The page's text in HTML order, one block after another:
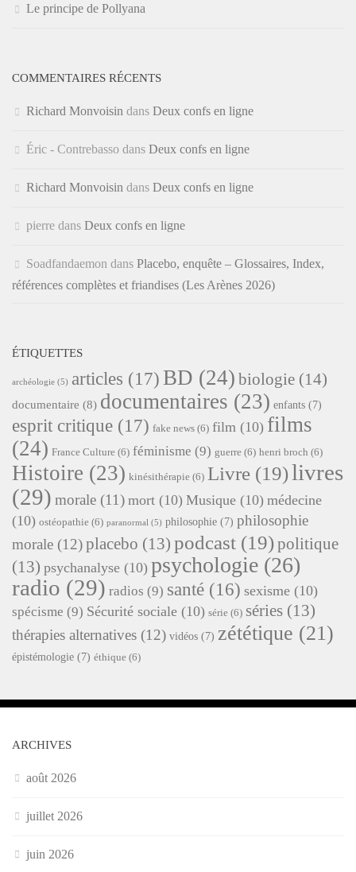
Le principe de Pollyana
COMMENTAIRES RÉCENTS
Richard Monvoisin dans Deux confs en ligne
Éric - Contrebasso dans Deux confs en ligne
Richard Monvoisin dans Deux confs en ligne
pierre dans Deux confs en ligne
Soadfandaemon dans Placebo, enquête – Glossaires, Index,
références complètes et friandises (Les Arènes 2026)
ÉTIQUETTES
archéologie (5) articles (17) BD (24) biologie (14)
documentaire (8) documentaires (23) enfants (7)
esprit critique (17) fake news (6) film (10) films
(24) France Culture (6) féminisme (9) guerre (6) henri broch (6)
Histoire (23) kinésithérapie (6) Livre (19)livres
(29) morale (11) mort (10) Musique (10) médecine
(10) ostéopathie (6) paranormal (5) philosophie (7) philosophie
morale (12)placebo (13) podcast (19)politique
(13) psychanalyse (10) psychologie (26)
radio (29) radios (9) santé (16) sexisme (10)
spécisme (9) Sécurité sociale (10) série (6) séries (13)
thérapies alternatives (12) vidéos (7) zététique (21)
épistémologie (7) éthique (6)
ARCHIVES
août 2026
juillet 2026
juin 2026